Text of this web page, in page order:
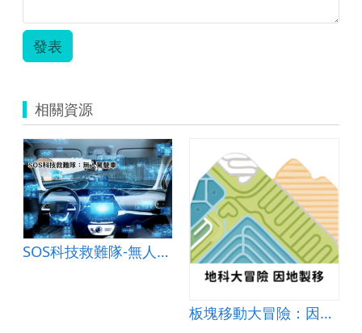
發表
相關資源
SOS科技救難隊-無人駕駛車好方便
板塊移動大冒險：因地製移